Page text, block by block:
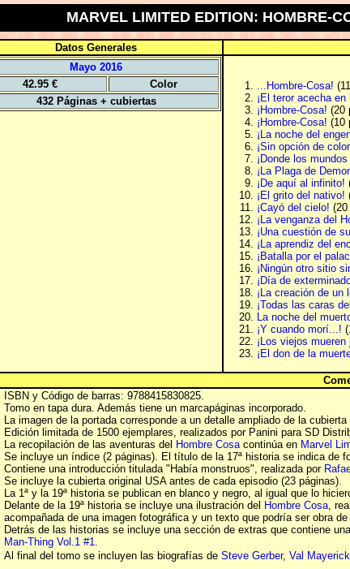
MARVEL LIMITED EDITION: HOMBRE-
Datos Generales
Mayo 2016
42.95 €
Color
432 Páginas + cubiertas
...Hombre-Cosa!
¡El teror acecha
¡Hombre-Cosa! (20
¡Hombre-Cosa! (10
¡La noche del
¡Sin opción de
¡Donde los
¡La Plaga de
¡De aquí al infinito!
¡El grito del nativo!
¡Cayó del cielo! (20
¡La venganza del
¡Una cuestión de
¡La aprendiz del
¡Batalla por el
¡Ningún otro sitio
¡Día de
¡La creación de un
¡Todas las caras
La noche del
¡Y cuando morí...!
¡Los viejos mueren
¡El don de la
ISBN y Código de barras: 9788415830825.
Tomo en tapa dura. Además tiene un marcapáginas incorporado.
La imagen de la portada corresponde a un detalle ampliado de la cubierta
Edición limitada de 1500 ejemplares, realizados por Panini para SD
La recopilación de las aventuras del Hombre Cosacontinúa en Marvel
Se incluye un índice (2 páginas). El título de la 17ª historia se indica de
Contiene una introducción titulada "Había monstruos", realizada por
Se incluye la cubierta original USA antes de cada episodio (23 páginas).
La 1ª y la 19ª historia se publican en blanco y negro, al igual que lo
Delante de la 19ª historia se incluye una ilustración del Hombre Cosa,
acompañada de una imagen fotográfica y un texto que podría ser obra de
Detrás de las historias se incluye una sección de extras que contiene
Man-Thing Vol.1 #1.
Al final del tomo se incluyen las biografías de Steve Gerber, Val Mayerick